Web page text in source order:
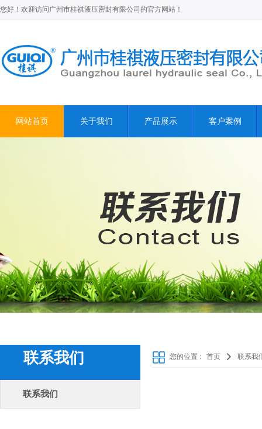
您好！欢迎访问广州市桂祺液压密封有限公司的官方网站！
网站首页 关于我们 产品展示 客户案例
联系我们
联系我们
您的位置 : 首页 联系我